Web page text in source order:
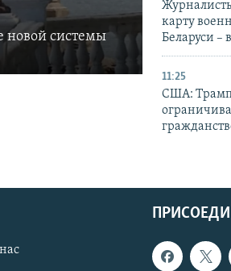
новой системы
карту
Беларуси –
11:25
США: Трамп